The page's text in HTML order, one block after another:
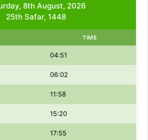
8th August, 2026
25th Safar, 1448
TIME
04:51
06:02
11:58
15:20
17:55